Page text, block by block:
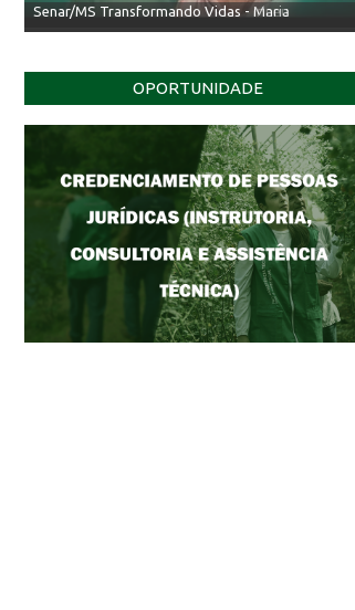
Senar/MS Transformando Vidas - Irineu
OPORTUNIDADE